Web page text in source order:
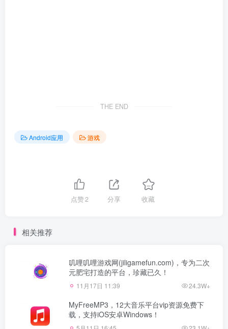
THE END
Android应用 游戏
点赞2 分享 收藏
相关推荐
叽哩叽哩游戏网(jiligamefun.com)，专为二次
元肥宅打造的平台，珍藏已久！
11月17日 11:39 24.3W+
MyFreeMP3，12大音乐平台vip资源免费下
载，支持iOS安卓Windows！